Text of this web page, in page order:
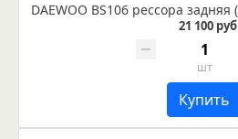
21 100 руб
шт
Купить